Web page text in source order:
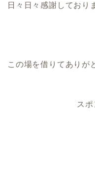
日々日々感謝しており
この場を借りてありが
ス